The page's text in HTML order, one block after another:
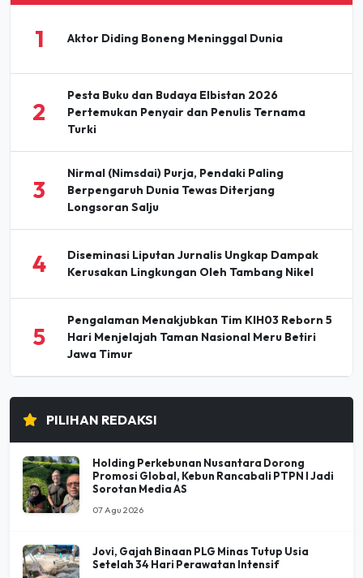
1 Aktor Diding Boneng Meninggal Dunia
2
Pesta Buku dan Budaya Elbistan 2026
Pertemukan Penyair dan Penulis Ternama
Turki
3
Nirmal (Nimsdai) Purja, Pendaki Paling
Berpengaruh Dunia Tewas Diterjang
Longsoran Salju
4
Diseminasi Liputan Jurnalis Ungkap Dampak
Kerusakan Lingkungan Oleh Tambang Nikel
5
Pengalaman Menakjubkan Tim KIH03 Reborn 5
Hari Menjelajah Taman Nasional Meru Betiri
Jawa Timur
PILIHAN REDAKSI
Holding Perkebunan Nusantara Dorong
Promosi Global, Kebun Rancabali PTPN I Jadi
Sorotan Media AS
07 Agu 2026
Jovi, Gajah Binaan PLG Minas Tutup Usia
Setelah 34 Hari Perawatan Intensif